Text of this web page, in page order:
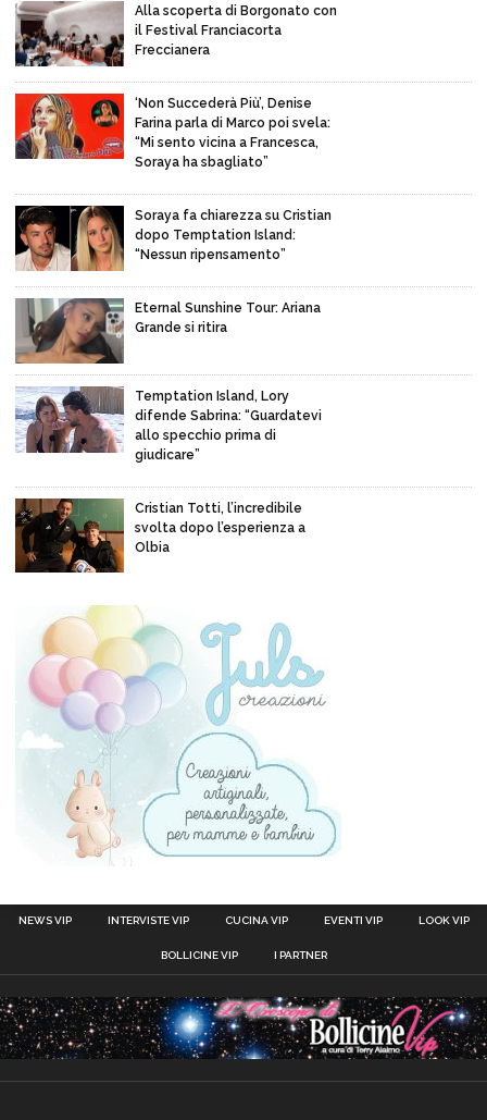
Alla scoperta di Borgonato con
il Festival Franciacorta
Freccianera
‘Non Succederà Più’, Denise
Farina parla di Marco poi svela:
“Mi sento vicina a Francesca,
Soraya ha sbagliato”
Soraya fa chiarezza su Cristian
dopo Temptation Island:
“Nessun ripensamento”
Eternal Sunshine Tour: Ariana
Grande si ritira
Temptation Island, Lory
difende Sabrina: “Guardatevi
allo specchio prima di
giudicare”
Cristian Totti, l’incredibile
svolta dopo l’esperienza a
Olbia
NEWS VIP INTERVISTE VIP CUCINA VIP EVENTI VIP LOOK VIP
BOLLICINE VIP I PARTNER